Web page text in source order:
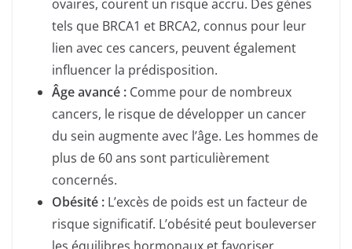
ovaires, courent un risque accru. Des gènes
tels que BRCA1 et BRCA2, connus pour leur
lien avec ces cancers, peuvent également
influencer la prédisposition.
Âge avancé : Comme pour de nombreux
cancers, le risque de développer un cancer
du sein augmente avec l’âge. Les hommes de
plus de 60 ans sont particulièrement
concernés.
Obésité : L’excès de poids est un facteur de
risque significatif. L’obésité peut bouleverser
les équilibres hormonaux et favoriser